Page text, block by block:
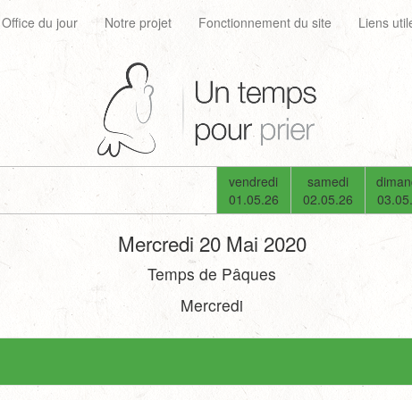
Office du jour Notre projet Fonctionnement du site Liens
vendredi
01.05.26
samedi
02.05.26
Mercredi 20 Mai 2020
Temps de Pâques
Mercredi